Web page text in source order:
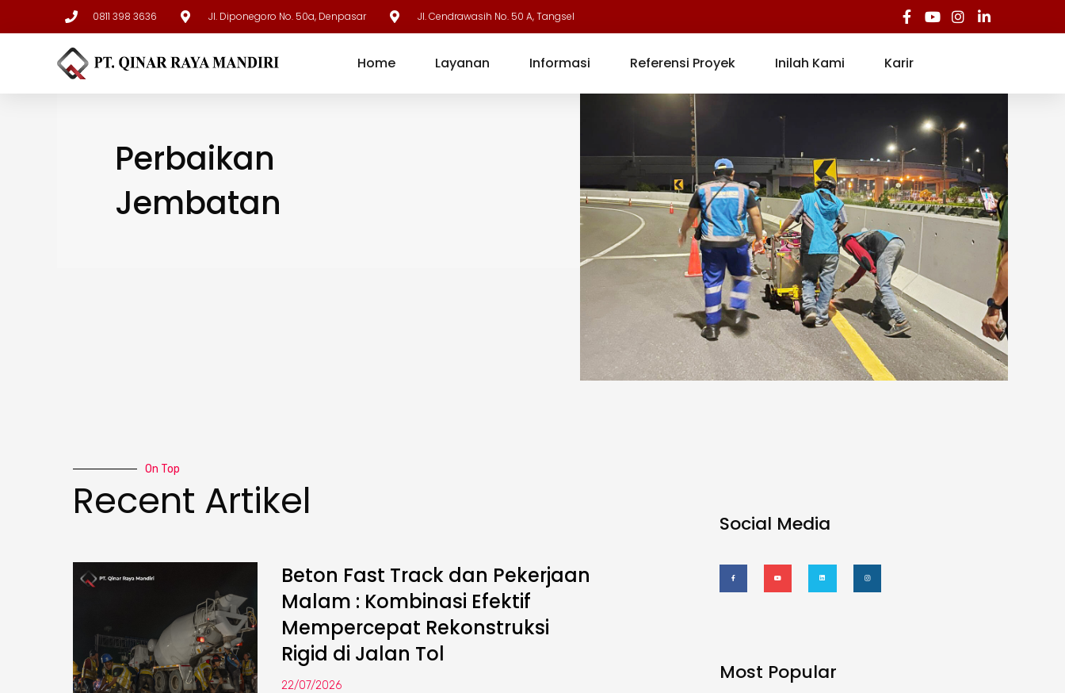
0811 398 3636 Jl. Diponegoro No. 50a, Denpasar Jl. Cendrawasih No. 50 A, Tangsel
Home Layanan Informasi Referensi Proyek Inilah Kami Karir
Perbaikan
Jembatan
On Top
Recent Artikel
Beton Fast Track dan Pekerjaan
Malam : Kombinasi Efektif
Mempercepat Rekonstruksi
Rigid di Jalan Tol
22/07/2026
Social Media
Most Popular